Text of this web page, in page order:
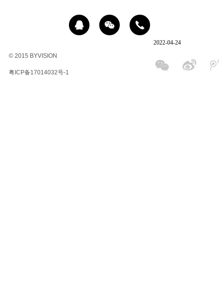
2022-04-24
© 2015 BYVISION
粤ICP备17014032号-1